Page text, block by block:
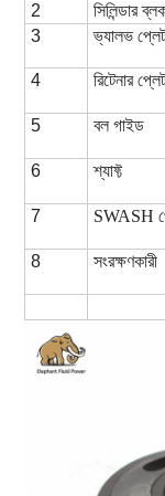
2 সিলিন্ডার
3
ভ্যালভ
4 রিটেনার
5 বল গাইড
6 শ্যাফ্ট
7 SWASH
8 সংরক্ষণকারী